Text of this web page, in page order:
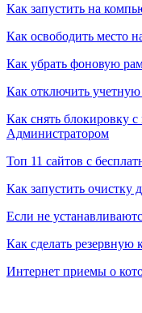
Как запустить на
Как освободить место
Как убрать фоновую
Как отключить учетную
Как снять блокировку
Администратором
Топ 11 сайтов с
Как запустить очистку
Если не
Как сделать резервную
Интернет приемы о